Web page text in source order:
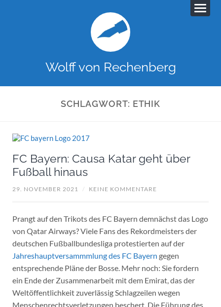
Wolff von Rechenberg
SCHLAGWORT: ETHIK
FC Bayern: Causa Katar geht über
Fußball hinaus
29. NOVEMBER 2021 / KEINE KOMMENTARE
Prangt auf den Trikots des FC Bayern demnächst das Logo
von Qatar Airways? Viele Fans des Rekordmeisters der
deutschen Fußballbundesliga protestierten auf der
Jahreshauptversammmlung des FC Bayern gegen
entsprechende Pläne der Bosse. Mehr noch: Sie fordern
ein Ende der Zusammenarbeit mit dem Emirat, das der
Weltöffentlichkeit zuverlässig Schlagzeilen wegen
Menschenrechtsverletzungen beschert. Die Führung des